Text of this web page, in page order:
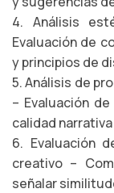
4. Análisis
Evaluación de
y principios de
5. Análisis de
– Evaluación
calidad
6. Evaluación
creativo –
señalar